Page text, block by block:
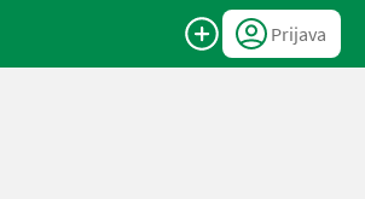
Prijava